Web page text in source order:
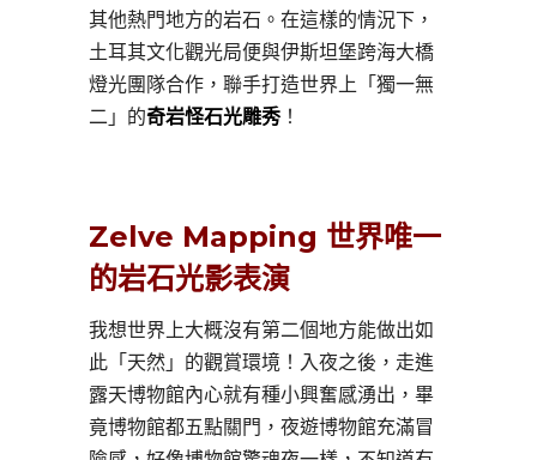
其他熱門地方的岩石。在這樣的情況下，
土耳其文化觀光局便與伊斯坦堡跨海大橋
燈光團隊合作，聯手打造世界上「獨一無
二」的奇岩怪石光雕秀 ！
Zelve Mapping 世界唯一
的岩石光影表演
我想世界上大概沒有第二個地方能做出如
此「天然」的觀賞環境！入夜之後，走進
露天博物館內心就有種小興奮感湧出，畢
竟博物館都五點關門，夜遊博物館充滿冒